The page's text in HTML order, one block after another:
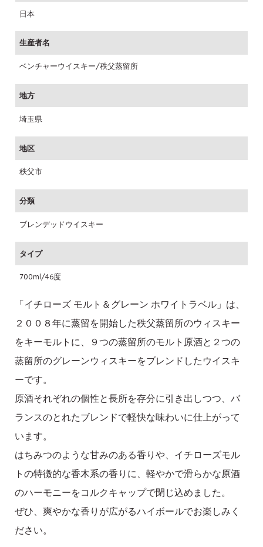
日本
生産者名
ベンチャーウイスキー/秩父蒸留所
地方
埼玉県
地区
秩父市
分類
ブレンデッドウイスキー
タイプ
700ml/46度
「イチローズ モルト＆グレーン ホワイトラベル」は、
２００８年に蒸留を開始した秩父蒸留所のウィスキー
をキーモルトに、９つの蒸留所のモルト原酒と２つの
蒸留所のグレーンウィスキーをブレンドしたウイスキ
ーです。
原酒それぞれの個性と長所を存分に引き出しつつ、バ
ランスのとれたブレンドで軽快な味わいに仕上がって
います。
はちみつのような甘みのある香りや、イチローズモル
トの特徴的な香木系の香りに、軽やかで滑らかな原酒
のハーモニーをコルクキャップで閉じ込めました。
ぜひ、爽やかな香りが広がるハイボールでお楽しみく
ださい。